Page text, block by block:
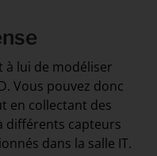
à lui de modéliser
Vous pouvez donc
en collectant des
différents capteurs
dans la salle IT.